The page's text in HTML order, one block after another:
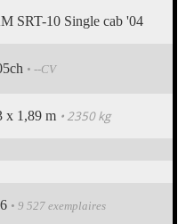
SRT-10 Single cab '04
• --CV
x 1,89 m • 2350 kg
• 9 527 exemplaires